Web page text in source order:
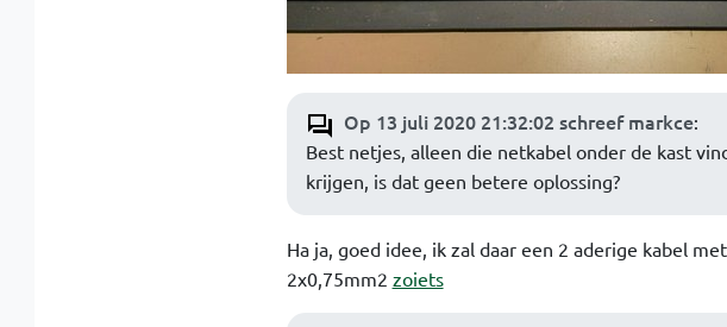
Op 13 juli 2020 21:32:02 schreef markce:
Best netjes, alleen die netkabel onder de kast
krijgen, is dat geen betere oplossing?
Ha ja, goed idee, ik zal daar een 2 aderige kabel
2x0,75mm2 zoiets